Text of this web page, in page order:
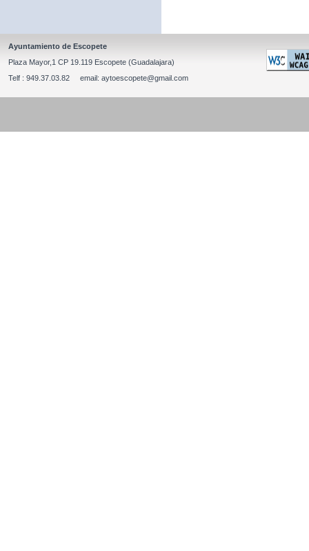
Ayuntamiento de Escopete
Plaza Mayor,1 CP 19.119 Escopete (Guadalajara)
Telf : 949.37.03.82 email: aytoescopete@gmail.com